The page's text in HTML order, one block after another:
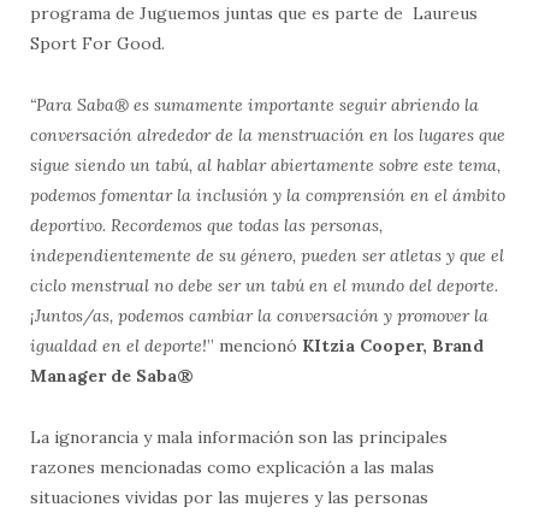
programa de Juguemos juntas que es parte de Laureus
Sport For Good.
“Para Saba® es sumamente importante seguir abriendo la
conversación alrededor de la menstruación en los lugares que
sigue siendo un tabú, al hablar abiertamente sobre este tema,
podemos fomentar la inclusión y la comprensión en el ámbito
deportivo. Recordemos que todas las personas,
independientemente de su género, pueden ser atletas y que el
ciclo menstrual no debe ser un tabú en el mundo del deporte.
¡Juntos/as, podemos cambiar la conversación y promover la
igualdad en el deporte!” mencionó KItzia Cooper, Brand
Manager de Saba®
La ignorancia y mala información son las principales
razones mencionadas como explicación a las malas
situaciones vividas por las mujeres y las personas